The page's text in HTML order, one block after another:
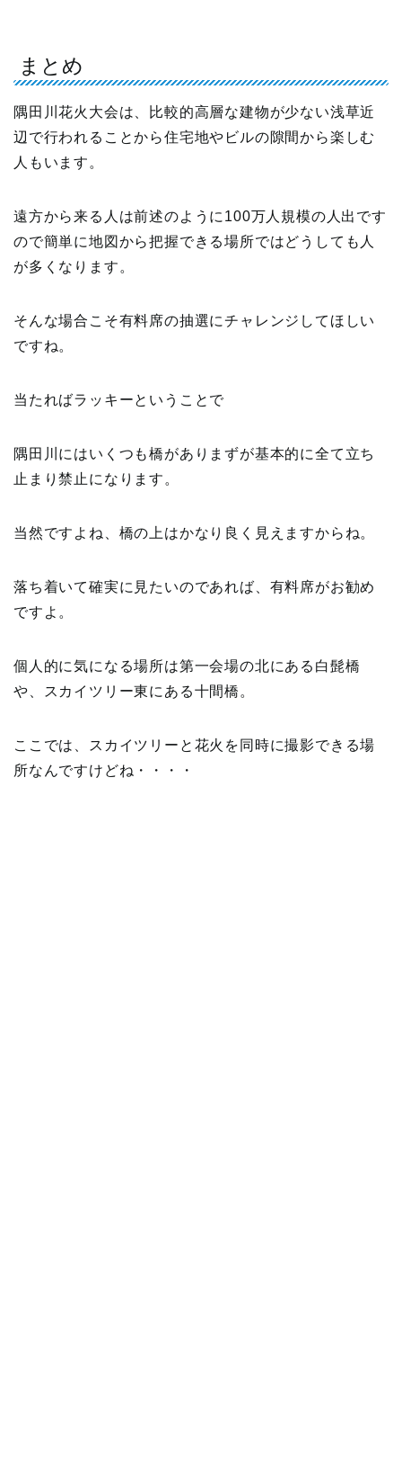
まとめ
隅田川花火大会は、比較的高層な建物が少ない浅草近
辺で行われることから住宅地やビルの隙間から楽しむ
人もいます。
遠方から来る人は前述のように100万人規模の人出です
ので簡単に地図から把握できる場所ではどうしても人
が多くなります。
そんな場合こそ有料席の抽選にチャレンジしてほしい
ですね。
当たればラッキーということで
隅田川にはいくつも橋がありまずが基本的に全て立ち
止まり禁止になります。
当然ですよね、橋の上はかなり良く見えますからね。
落ち着いて確実に見たいのであれば、有料席がお勧め
ですよ。
個人的に気になる場所は第一会場の北にある白髭橋
や、スカイツリー東にある十間橋。
ここでは、スカイツリーと花火を同時に撮影できる場
所なんですけどね・・・・